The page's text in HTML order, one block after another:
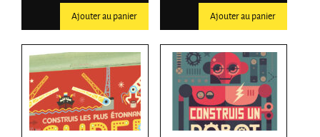
Ajouter au panier Ajouter au panier